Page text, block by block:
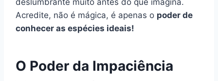
Acredite, não é mágica, é apenas o poder de
conhecer as espécies ideais!
O Poder da Impaciência